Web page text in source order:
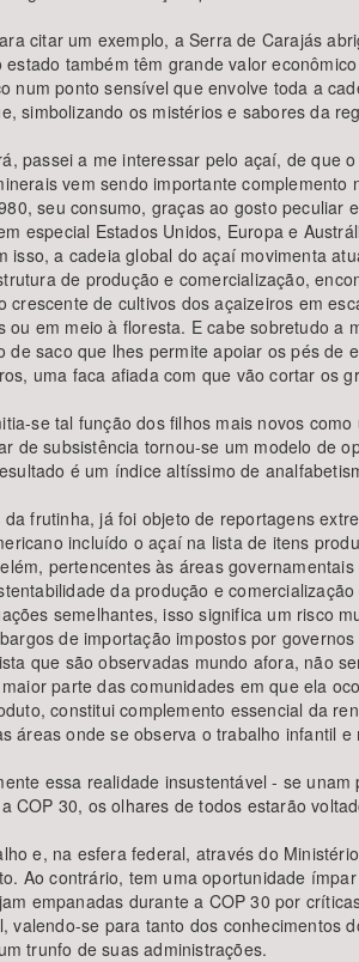
citar um exemplo, a Serra de Carajás
também têm grande valor
ponto sensível que envolve toda a
simbolizando os mistérios e sabores da
passei a me interessar pelo açaí, de que
vem sendo importante complemento
seu consumo, graças ao gosto peculiar
especial Estados Unidos, Europa e
a cadeia global do açaí movimenta
de produção e comercialização,
de cultivos dos açaizeiros em
em meio à floresta. E cabe sobretudo a
saco que lhes permite apoiar os pés de
uma faca afiada com que vão cortar os
se tal função dos filhos mais novos
subsistência tornou-se um modelo de
é um índice altíssimo de
frutinha, já foi objeto de reportagens
incluído o açaí na lista de itens
pertencentes às áreas
da produção e
semelhantes, isso significa um risco
de importação impostos por
que são observadas mundo afora, não
parte das comunidades em que ela
constitui complemento essencial da
onde se observa o trabalho infantil
essa realidade insustentável - se
30, os olhares de todos estarão
e, na esfera federal, através do
Ao contrário, tem uma oportunidade
empanadas durante a COP 30 por
se para tanto dos conhecimentos
trunfo de suas administrações.